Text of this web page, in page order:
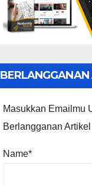
BERLANGGANAN
Masukkan Emailmu
Berlangganan Artikel
Name*